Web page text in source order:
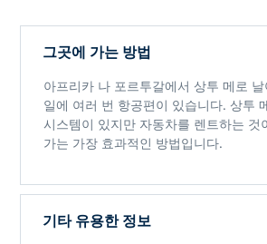
그곳에 가는 방법
아프리카 나 포르투갈에서 상투 메로
일에 여러 번 항공편이 있습니다. 상투
시스템이 있지만 자동차를 렌트하는 것
가는 가장 효과적인 방법입니다.
기타 유용한 정보